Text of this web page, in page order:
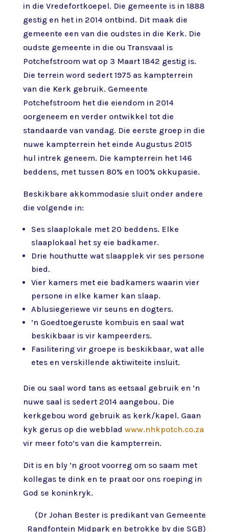
in die Vredefortkoepel. Die gemeente is in 1888
gestig en het in 2014 ontbind. Dit maak die
gemeente een van die oudstes in die Kerk. Die
oudste gemeente in die ou Transvaal is
Potchefstroom wat op 3 Maart 1842 gestig is.
Die terrein word sedert 1975 as kampterrein
van die Kerk gebruik. Gemeente
Potchefstroom het die eiendom in 2014
oorgeneem en verder ontwikkel tot die
standaarde van vandag. Die eerste groep in die
nuwe kampterrein het einde Augustus 2015
hul intrek geneem. Die kampterrein het 146
beddens, met tussen 80% en 100% okkupasie.
Beskikbare akkommodasie sluit onder andere
die volgende in:
Ses slaaplokale met 20 beddens. Elke
slaaplokaal het sy eie badkamer.
Drie houthutte wat slaapplek vir ses persone
bied.
Vier kamers met eie badkamers waarin vier
persone in elke kamer kan slaap.
Ablusiegeriewe vir seuns en dogters.
’n Goedtoegeruste kombuis en saal wat
beskikbaar is vir kampeerders.
Fasilitering vir groepe is beskikbaar, wat alle
etes en verskillende aktiwiteite insluit.
Die ou saal word tans as eetsaal gebruik en ’n
nuwe saal is sedert 2014 aangebou. Die
kerkgebou word gebruik as kerk/kapel. Gaan
kyk gerus op die webblad www.nhkpotch.co.za
vir meer foto’s van die kampterrein.
Dit is en bly ’n groot voorreg om so saam met
kollegas te dink en te praat oor ons roeping in
God se koninkryk.
(Dr Johan Bester is predikant van Gemeente
Randfontein Midpark en betrokke by die SGB)